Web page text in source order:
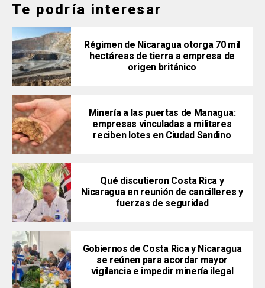
Te podría interesar
Régimen de Nicaragua otorga 70 mil
hectáreas de tierra a empresa de
origen británico
Minería a las puertas de Managua:
empresas vinculadas a militares
reciben lotes en Ciudad Sandino
Qué discutieron Costa Rica y
Nicaragua en reunión de cancilleres y
fuerzas de seguridad
Gobiernos de Costa Rica y Nicaragua
se reúnen para acordar mayor
vigilancia e impedir minería ilegal